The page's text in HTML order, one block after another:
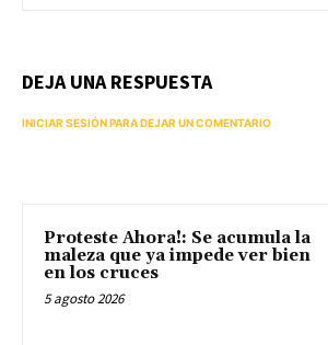
DEJA UNA RESPUESTA
INICIAR SESIÓN PARA DEJAR UN COMENTARIO
Proteste Ahora!: Se acumula la
maleza que ya impede ver bien
en los cruces
5 agosto 2026